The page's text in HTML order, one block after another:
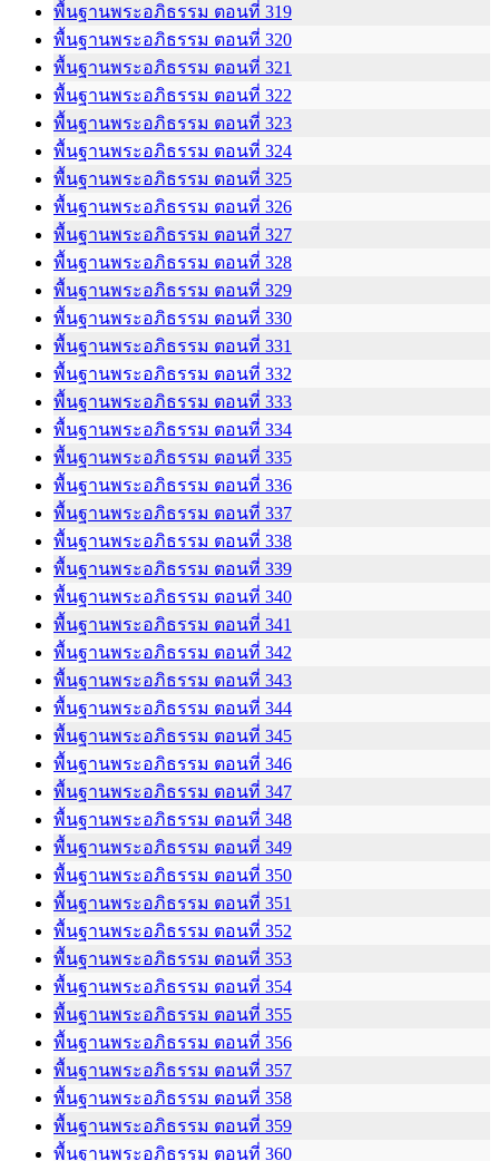
พื้นฐานพระอภิธรรม ตอนที่ 319
พื้นฐานพระอภิธรรม ตอนที่ 320
พื้นฐานพระอภิธรรม ตอนที่ 321
พื้นฐานพระอภิธรรม ตอนที่ 322
พื้นฐานพระอภิธรรม ตอนที่ 323
พื้นฐานพระอภิธรรม ตอนที่ 324
พื้นฐานพระอภิธรรม ตอนที่ 325
พื้นฐานพระอภิธรรม ตอนที่ 326
พื้นฐานพระอภิธรรม ตอนที่ 327
พื้นฐานพระอภิธรรม ตอนที่ 328
พื้นฐานพระอภิธรรม ตอนที่ 329
พื้นฐานพระอภิธรรม ตอนที่ 330
พื้นฐานพระอภิธรรม ตอนที่ 331
พื้นฐานพระอภิธรรม ตอนที่ 332
พื้นฐานพระอภิธรรม ตอนที่ 333
พื้นฐานพระอภิธรรม ตอนที่ 334
พื้นฐานพระอภิธรรม ตอนที่ 335
พื้นฐานพระอภิธรรม ตอนที่ 336
พื้นฐานพระอภิธรรม ตอนที่ 337
พื้นฐานพระอภิธรรม ตอนที่ 338
พื้นฐานพระอภิธรรม ตอนที่ 339
พื้นฐานพระอภิธรรม ตอนที่ 340
พื้นฐานพระอภิธรรม ตอนที่ 341
พื้นฐานพระอภิธรรม ตอนที่ 342
พื้นฐานพระอภิธรรม ตอนที่ 343
พื้นฐานพระอภิธรรม ตอนที่ 344
พื้นฐานพระอภิธรรม ตอนที่ 345
พื้นฐานพระอภิธรรม ตอนที่ 346
พื้นฐานพระอภิธรรม ตอนที่ 347
พื้นฐานพระอภิธรรม ตอนที่ 348
พื้นฐานพระอภิธรรม ตอนที่ 349
พื้นฐานพระอภิธรรม ตอนที่ 350
พื้นฐานพระอภิธรรม ตอนที่ 351
พื้นฐานพระอภิธรรม ตอนที่ 352
พื้นฐานพระอภิธรรม ตอนที่ 353
พื้นฐานพระอภิธรรม ตอนที่ 354
พื้นฐานพระอภิธรรม ตอนที่ 355
พื้นฐานพระอภิธรรม ตอนที่ 356
พื้นฐานพระอภิธรรม ตอนที่ 357
พื้นฐานพระอภิธรรม ตอนที่ 358
พื้นฐานพระอภิธรรม ตอนที่ 359
พื้นฐานพระอภิธรรม ตอนที่ 360